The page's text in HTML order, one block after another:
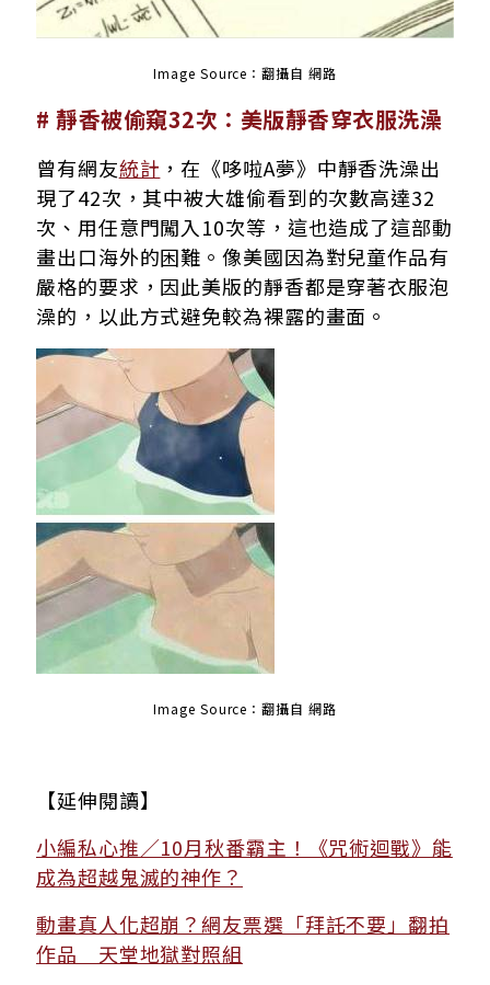
Image Source：翻攝自 網路
# 靜香被偷窺32次：美版靜香穿衣服洗澡
曾有網友統計 ，在《哆啦A夢》中靜香洗澡出
現了42次，其中被大雄偷看到的次數高達32
次、用任意門闖入10次等，這也造成了這部動
畫出口海外的困難。像美國因為對兒童作品有
嚴格的要求，因此美版的靜香都是穿著衣服泡
澡的，以此方式避免較為裸露的畫面。
Image Source ：翻攝自 網路
【延伸閱讀】
小編私心推／10月秋番霸主！《咒術迴戰》能
成為超越鬼滅的神作？
動畫真人化超崩？網友票選「拜託不要」翻拍
作品 天堂地獄對照組